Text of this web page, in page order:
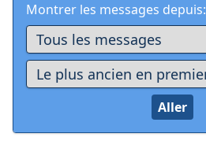
Montrer les messages depuis: